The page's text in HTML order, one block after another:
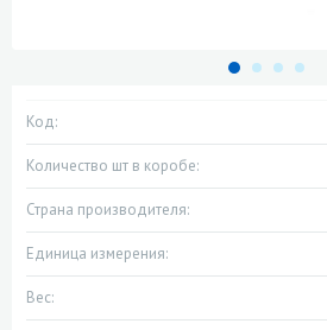
Код:
Количество шт в коробе:
Страна производителя:
Единица измерения:
Вес: